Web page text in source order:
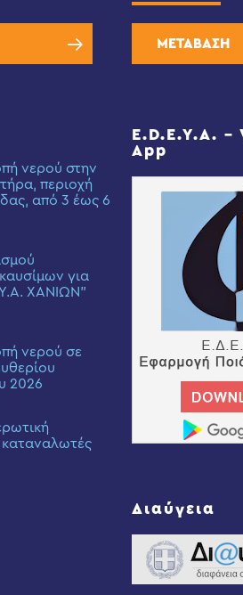
νερού στην
περιοχή
από 3 έως 6
για
ΧΑΝΙΩΝ”
νερού σε
2026
καταναλωτές
ΜΕΤΑΒΑΣΗ
E.D.E.Y.A.
App
Διαύγεια